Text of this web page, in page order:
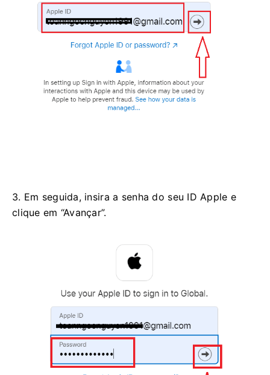
3. Em seguida, insira a senha do seu ID Apple e
clique em “Avançar”.